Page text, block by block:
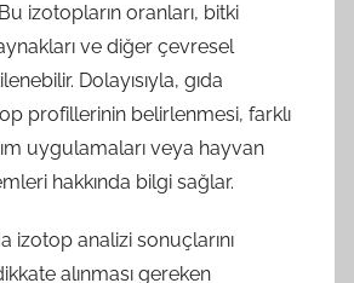
izotopların oranları, bitki
ve diğer çevresel
Dolayısıyla, gıda
profillerinin belirlenmesi, farklı
uygulamaları veya hayvan
hakkında bilgi sağlar.
izotop analizi sonuçlarını
alınması gereken